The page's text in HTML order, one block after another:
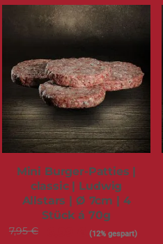
Mini Burger-Patties |
classic | Ludwig
Allstars | Ø 7cm | 4
Stück á 70g
7,95 € Sonderangebot(12% gespart)